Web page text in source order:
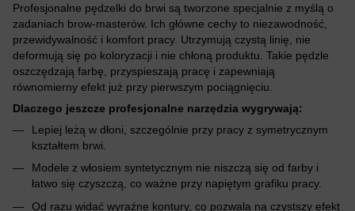
Profesjonalne pędzelki do brwi są tworzone specjalnie z myślą o
zadaniach brow-masterów. Ich główne cechy to niezawodność,
przewidywalność i komfort pracy. Utrzymują czystą linię, nie
deformują się po koloryzacji i nie chłoną produktu. Takie pędzle
oszczędzają farbę, przyspieszają pracę i zapewniają
równomierny efekt już przy pierwszym pociągnięciu.
Dlaczego jeszcze profesjonalne narzędzia wygrywają:
Lepiej leżą w dłoni, szczególnie przy pracy z symetrycznym
kształtem brwi.
Modele z włosiem syntetycznym nie niszczą się od farby i
łatwo się czyszczą, co ważne przy napiętym grafiku pracy.
Od razu widać wyraźne kontury, co pozwala na czystszy efekt